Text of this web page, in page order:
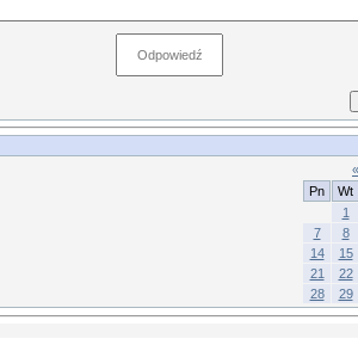
«
Pn
Wt
1
7
8
14
15
21
22
28
29